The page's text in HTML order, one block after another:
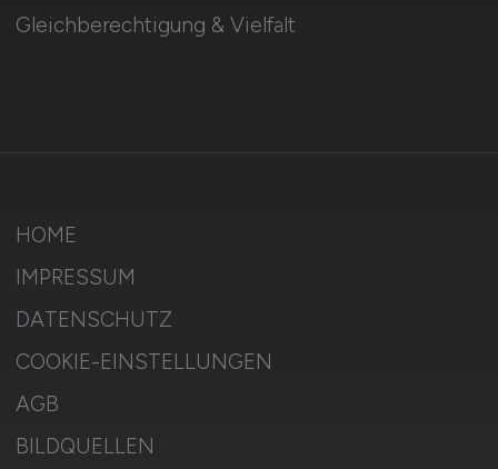
Gleichberechtigung & Vielfalt
HOME
IMPRESSUM
DATENSCHUTZ
COOKIE-EINSTELLUNGEN
AGB
BILDQUELLEN